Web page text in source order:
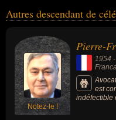
Autres descendant de
Notez-le !
Pierre-
1954 -
est
indéfectible
ayant
de la